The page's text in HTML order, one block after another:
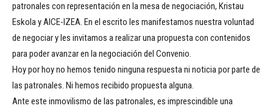
patronales con representación en la mesa de negociación, Kristau
Eskola y AICE-IZEA. En el escrito les manifestamos nuestra voluntad
de negociar y les invitamos a realizar una propuesta con contenidos
para poder avanzar en la negociación del Convenio.
Hoy por hoy no hemos tenido ninguna respuesta ni noticia por parte de
las patronales. Ni hemos recibido propuesta alguna.
Ante este inmovilismo de las patronales, es imprescindible una